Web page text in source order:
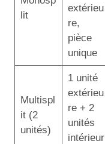
lit
extérieu
re,
pièce
unique
Multispl
it (2
unités)
1 unité
extérieu
re + 2
unités
intérieur